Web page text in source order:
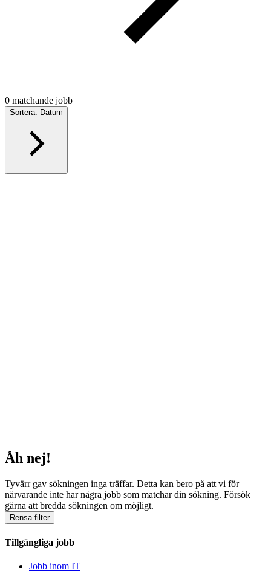
0 matchande jobb
Sortera: Datum
Åh nej!
Tyvärr gav sökningen inga träffar. Detta kan bero på att vi för
närvarande inte har några jobb som matchar din sökning. Försök
gärna att bredda sökningen om möjligt.
Rensa filter
Tillgängliga jobb
Jobb inom IT